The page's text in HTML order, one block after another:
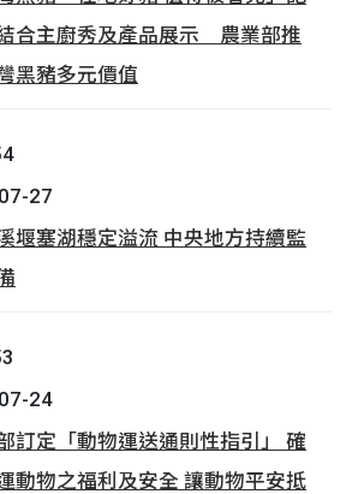
合主廚秀及產品展示 農業部推
黑豬多元價值
27
堰塞湖穩定溢流 中央地方持續監
24
訂定「動物運送通則性指引」 確
動物之福利及安全 讓動物平安抵